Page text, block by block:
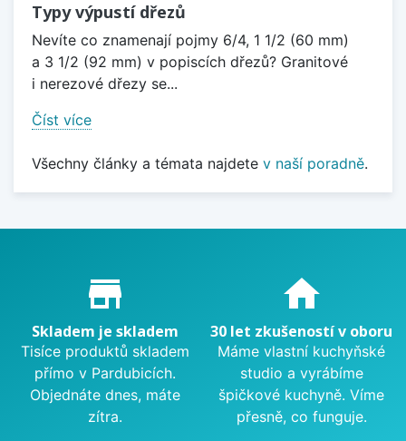
Typy výpustí dřezů
Nevíte co znamenají pojmy 6/4, 1 1/2 (60 mm)
a 3 1/2 (92 mm) v popiscích dřezů? Granitové
i nerezové dřezy se...
Číst více
Všechny články a témata najdete v naší poradně.
Proč nakupovat u nás?
store_mall_directory
Skladem je skladem
Tisíce produktů skladem
přímo v Pardubicích.
Objednáte dnes, máte
zítra.
home
30 let zkušeností v oboru
Máme vlastní kuchyňské
studio a vyrábíme
špičkové kuchyně. Víme
přesně, co funguje.